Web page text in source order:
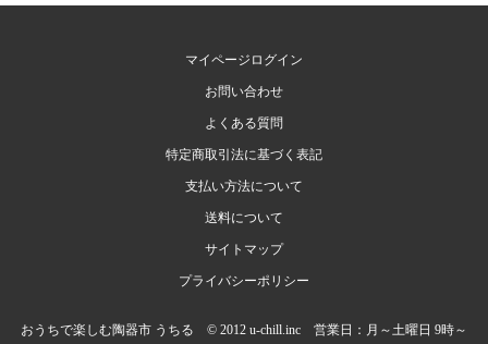
マイページログイン
お問い合わせ
よくある質問
特定商取引法に基づく表記
支払い方法について
送料について
サイトマップ
プライバシーポリシー
おうちで楽しむ陶器市 うちる © 2012 u-chill.inc 営業日：月～土曜日 9時～